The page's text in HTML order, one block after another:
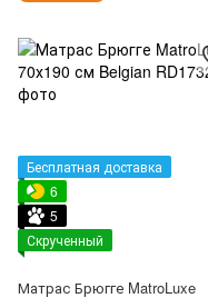
Бесплатная доставка
6
5
Скрученный
Матрас Брюгге MatroLuxe